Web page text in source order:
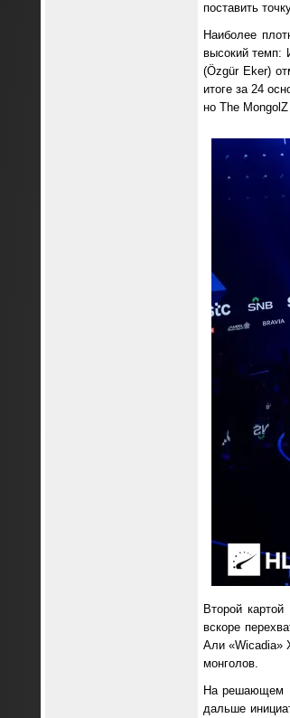
поставить
Наиболее
высокий темп:
(Özgür Eker)
итоге за 24
но The
Второй
вскоре
Али «⁠Wicadia⁠»
монголов.
На решающем
дальше